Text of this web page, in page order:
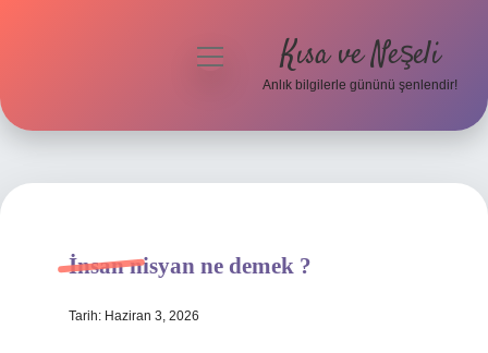
Hakkımızda
menüyü
Kısa ve Neşeli
Anlık bilgilerle gününü şenlendir!
İnsan nisyan ne demek ?
Tarih: Haziran 3, 2026